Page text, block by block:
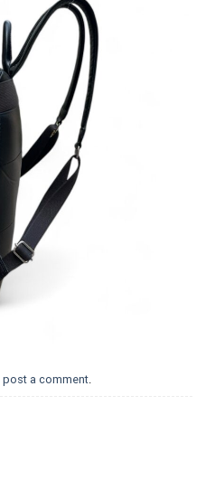
post a comment.